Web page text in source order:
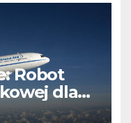
Robot
dla